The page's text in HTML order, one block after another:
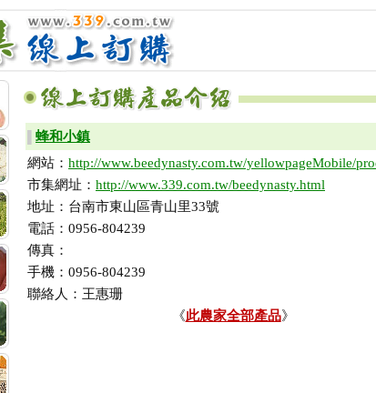
蜂和小鎮
網站： http://www.beedynasty.com.tw/yellowpageMobile/
市集網址： http://www.339.com.tw/beedynasty.html
地址：台南市東山區青山里33號
電話：0956-804239
傳真：
手機：0956-804239
聯絡人：王惠珊
《此農家全部產品》